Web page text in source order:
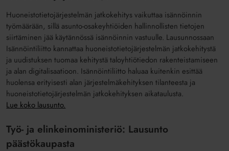
Huoneistotietojärjestelmän jatkokehitys vaikuttaa isännöinnin
työmäärään, sillä asunto-osakeyhtiöiden hallinnollisten tietojen
siirtäminen jää käytännössä isännöinnin vastuulle. Lausunnossaan
Isännöintiliitto kannattaa huoneistotietojärjestelmän jatkokehitystä
ja uudistuksen tuomaa kehitystä taloyhtiötiedon rakenteistamiseen
ja alan digitalisaatioon. Isännöintiliitto haluaa kuitenkin esittää
huolensa erityisesti alan järjestelmäkehityksen tilanteesta ja
huoneistotietojärjestelmän jatkokehityksen aikataulusta.
Lue koko lausunto.
Työ- ja elinkeinoministeriö: Lausunto
päästökaupasta